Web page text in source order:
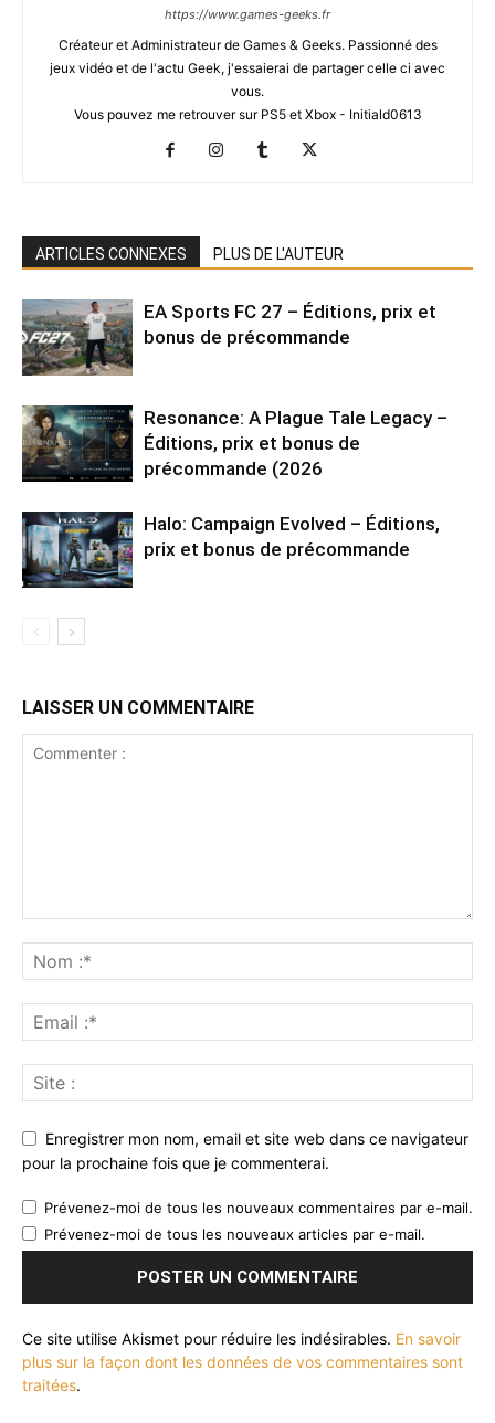
https://www.games-geeks.fr
Créateur et Administrateur de Games & Geeks. Passionné des
jeux vidéo et de l'actu Geek, j'essaierai de partager celle ci avec
vous.
Vous pouvez me retrouver sur PS5 et Xbox - Initiald0613
ARTICLES CONNEXES PLUS DE L'AUTEUR
EA Sports FC 27 – Éditions, prix et
bonus de précommande
Resonance: A Plague Tale Legacy –
Éditions, prix et bonus de
précommande (2026
Halo: Campaign Evolved – Éditions,
prix et bonus de précommande
LAISSER UN COMMENTAIRE
Enregistrer mon nom, email et site web dans ce navigateur
pour la prochaine fois que je commenterai.
Prévenez-moi de tous les nouveaux commentaires par e-mail.
Prévenez-moi de tous les nouveaux articles par e-mail.
Ce site utilise Akismet pour réduire les indésirables. En savoir
plus sur la façon dont les données de vos commentaires sont
traitées.